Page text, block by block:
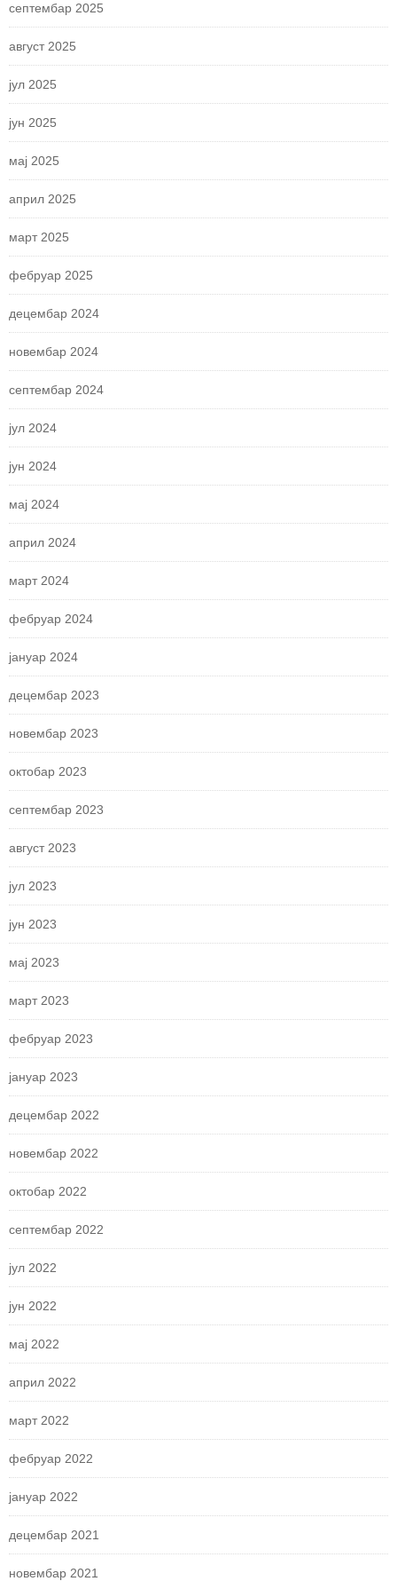
септембар 2025
август 2025
јул 2025
јун 2025
мај 2025
април 2025
март 2025
фебруар 2025
децембар 2024
новембар 2024
септембар 2024
јул 2024
јун 2024
мај 2024
април 2024
март 2024
фебруар 2024
јануар 2024
децембар 2023
новембар 2023
октобар 2023
септембар 2023
август 2023
јул 2023
јун 2023
мај 2023
март 2023
фебруар 2023
јануар 2023
децембар 2022
новембар 2022
октобар 2022
септембар 2022
јул 2022
јун 2022
мај 2022
април 2022
март 2022
фебруар 2022
јануар 2022
децембар 2021
новембар 2021